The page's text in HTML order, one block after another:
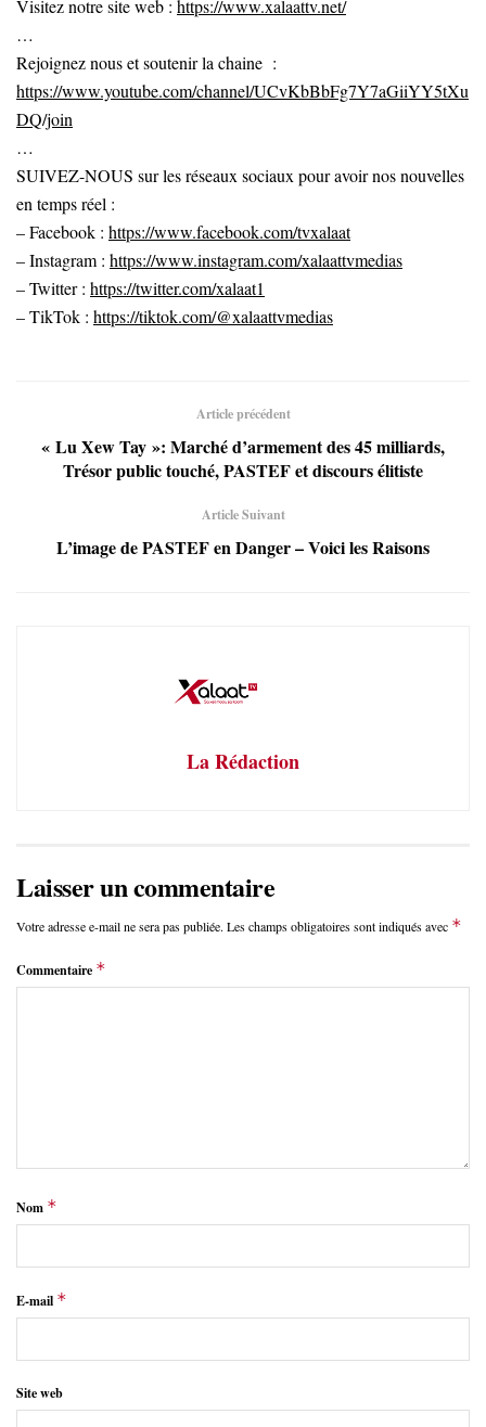
Visitez notre site web : https://www.xalaattv.net/
…
Rejoignez nous et soutenir la chaine :
https://www.youtube.com/channel/UCvKbBbFg7Y7aGiiYY5tXu
DQ/join
…
SUIVEZ-NOUS sur les réseaux sociaux pour avoir nos nouvelles
en temps réel :
– Facebook : https://www.facebook.com/tvxalaat
– Instagram : https://www.instagram.com/xalaattvmedias
– Twitter : https://twitter.com/xalaat1
– TikTok : https://tiktok.com/@xalaattvmedias
Article précédent
« Lu Xew Tay »: Marché d’armement des 45 milliards,
Trésor public touché, PASTEF et discours élitiste
Article Suivant
L’image de PASTEF en Danger – Voici les Raisons
La Rédaction
Laisser un commentaire
Votre adresse e-mail ne sera pas publiée. Les champs obligatoires sont indiqués avec *
Commentaire *
Nom *
E-mail *
Site web